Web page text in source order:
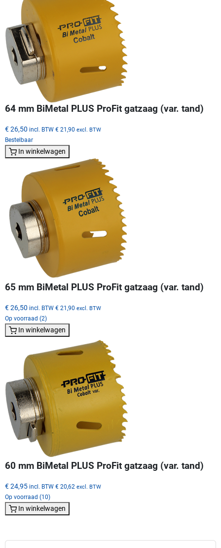
64 mm BiMetal PLUS ProFit gatzaag (var. tand)
€ 26,50 incl. BTW € 21,90 excl. BTW
Bestelbaar
In winkelwagen
65 mm BiMetal PLUS ProFit gatzaag (var. tand)
€ 26,50 incl. BTW € 21,90 excl. BTW
Op voorraad (2)
In winkelwagen
60 mm BiMetal PLUS ProFit gatzaag (var. tand)
€ 24,95 incl. BTW € 20,62 excl. BTW
Op voorraad (10)
In winkelwagen